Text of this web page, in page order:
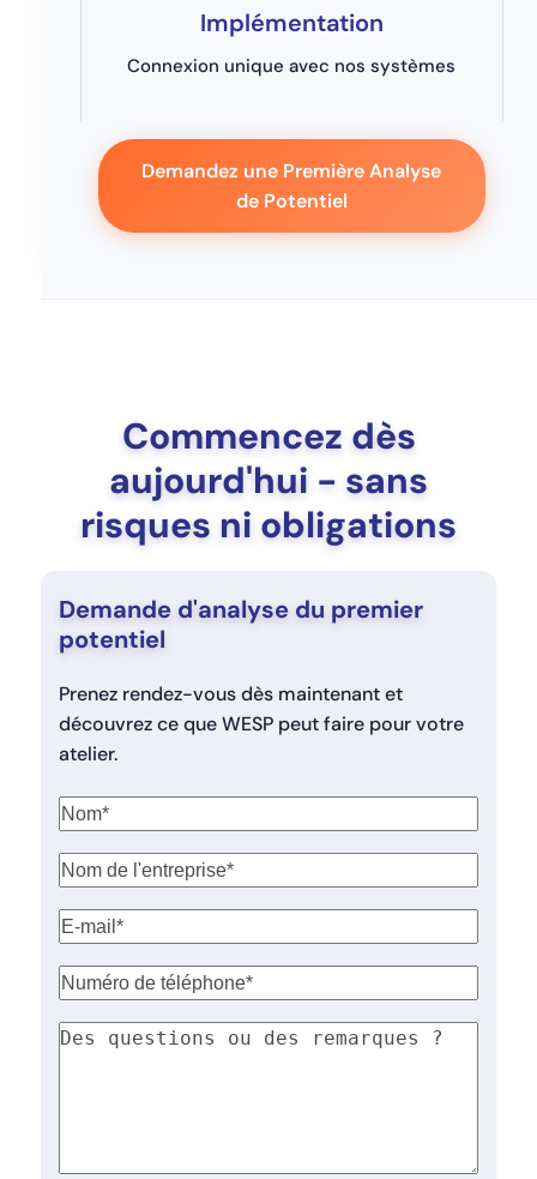
Implémentation
Connexion unique avec nos systèmes
Demandez une Première Analyse
de Potentiel
Commencez dès
aujourd'hui - sans
risques ni obligations
Demande d'analyse du premier
potentiel
Prenez rendez-vous dès maintenant et
découvrez ce que WESP peut faire pour votre
atelier.